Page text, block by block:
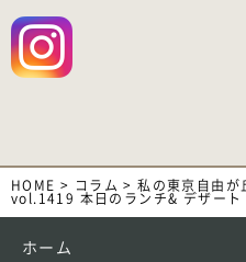
HOME > コラム >私の東京自由が
vol.1419 本日のランチ& デザート
ホーム